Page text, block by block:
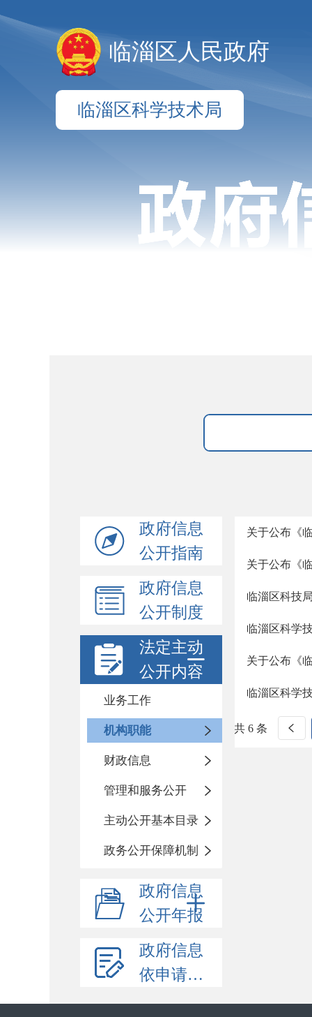
临淄区人民政府
临淄区科学技术局
政府信息
公开指南
政府信息
公开制度
法定主动
公开内容
业务工作
机构职能
财政信息
管理和服务公开
主动公开基本目录
政务公开保障机制
政府信息
公开年报
政府信息
依申请公开
关于公布《
关于公布《
临淄区科技
临淄区科学
关于公布《
临淄区科学
共 6 条